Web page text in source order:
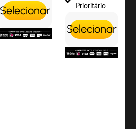
Selecionar
Prioritário
Selecionar